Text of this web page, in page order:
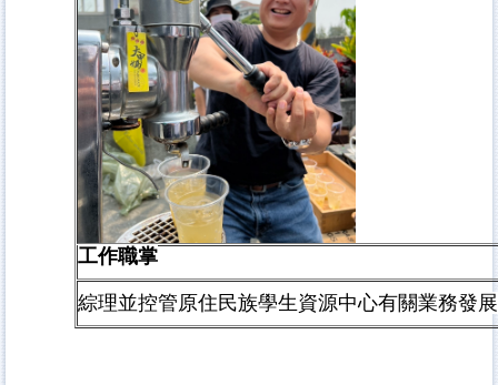
工作職掌
綜理並控管原住民族學生資源中心有關業務發